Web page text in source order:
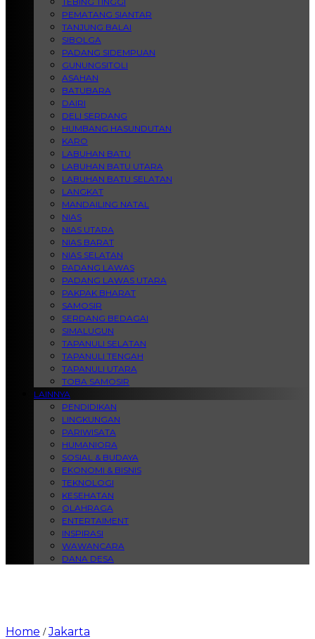
PEMATANG SIANTAR
TANJUNG BALAI
SIBOLGA
PADANG SIDEMPUAN
GUNUNGSITOLI
ASAHAN
BATUBARA
DAIRI
DELI SERDANG
HUMBANG HASUNDUTAN
KARO
LABUHAN BATU
LABUHAN BATU UTARA
LABUHAN BATU SELATAN
LANGKAT
MANDAILING NATAL
NIAS
NIAS UTARA
NIAS BARAT
NIAS SELATAN
PADANG LAWAS
PADANG LAWAS UTARA
PAKPAK BHARAT
SAMOSIR
SERDANG BEDAGAI
SIMALUGUN
TAPANULI SELATAN
TAPANULI TENGAH
TAPANULI UTARA
TOBA SAMOSIR
LAINNYA
PENDIDIKAN
LINGKUNGAN
PARIWISATA
HUMANIORA
SOSIAL & BUDAYA
EKONOMI & BISNIS
TEKNOLOGI
KESEHATAN
OLAHRAGA
ENTERTAIMENT
INSPIRASI
WAWANCARA
DANA DESA
Home /Jakarta